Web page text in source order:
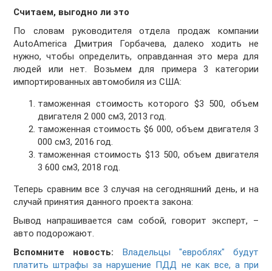
Считаем, выгодно ли это
По словам руководителя отдела продаж компании
АutoAmerica Дмитрия Горбачева, далеко ходить не
нужно, чтобы определить, оправданная это мера для
людей или нет. Возьмем для примера 3 категории
импортированных автомобиля из США:
таможенная стоимость которого $3 500, объем
двигателя 2 000 см3, 2013 год.
таможенная стоимость $6 000, объем двигателя 3
000 см3, 2016 год.
таможенная стоимость $13 500, объем двигателя
3 600 см3, 2018 год.
Теперь сравним все 3 случая на сегодняшний день, и на
случай принятия данного проекта закона:
Вывод напрашивается сам собой, говорит эксперт, –
авто подорожают.
Вспомните новость: Владельцы "евроблях" будут
платить штрафы за нарушение ПДД не как все, а при